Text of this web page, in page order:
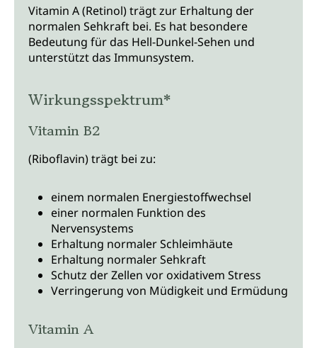
Vitamin A (Retinol) trägt zur Erhaltung der
normalen Sehkraft bei. Es hat besondere
Bedeutung für das Hell-Dunkel-Sehen und
unterstützt das Immunsystem.
Wirkungsspektrum*
Vitamin B2
(Riboflavin) trägt bei zu:
einem normalen Energiestoffwechsel
einer normalen Funktion des
Nervensystems
Erhaltung normaler Schleimhäute
Erhaltung normaler Sehkraft
Schutz der Zellen vor oxidativem Stress
Verringerung von Müdigkeit und Ermüdung
Vitamin A